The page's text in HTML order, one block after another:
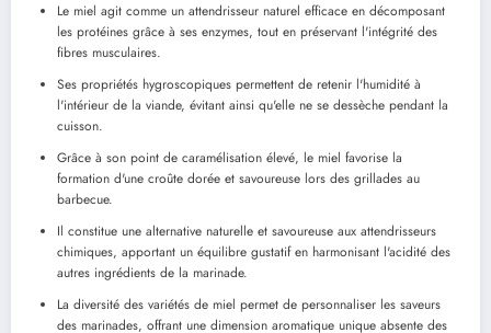
Le miel agit comme un attendrisseur naturel efficace en décomposant
les protéines grâce à ses enzymes, tout en préservant l'intégrité des
fibres musculaires.
Ses propriétés hygroscopiques permettent de retenir l'humidité à
l'intérieur de la viande, évitant ainsi qu'elle ne se dessèche pendant la
cuisson.
Grâce à son point de caramélisation élevé, le miel favorise la
formation d'une croûte dorée et savoureuse lors des grillades au
barbecue.
Il constitue une alternative naturelle et savoureuse aux attendrisseurs
chimiques, apportant un équilibre gustatif en harmonisant l'acidité des
autres ingrédients de la marinade.
La diversité des variétés de miel permet de personnaliser les saveurs
des marinades, offrant une dimension aromatique unique absente des